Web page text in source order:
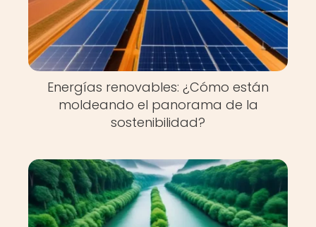
Energías renovables: ¿Cómo están
moldeando el panorama de la
sostenibilidad?